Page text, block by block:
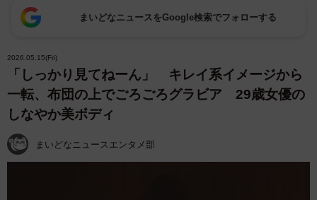
まいどなニュースをGoogle検索でフォローする
2026.05.15(Fri)
「しっかり見てねーん」 キレイ系イメージから
一転、布団の上でごろごろグラビア 29歳女優の
しなやか美ボディ
まいどなニュースエンタメ部